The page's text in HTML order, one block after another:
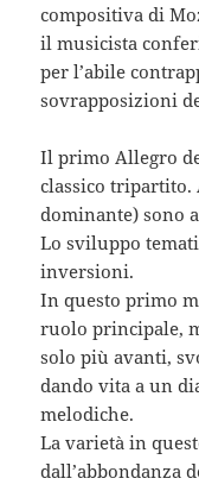
compositiva di
il musicista
per l’abile
sovrapposizioni
Il primo Allegro
classico
dominante) sono
Lo sviluppo
inversioni.
In questo primo
ruolo principale,
solo più avanti,
dando vita a un
melodiche.
La varietà in
dall’abbondanza